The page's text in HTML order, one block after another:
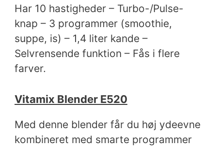
Har 10 hastigheder – Turbo-/Pulse-
knap – 3 programmer (smoothie,
suppe, is) – 1,4 liter kande –
Selvrensende funktion – Fås i flere
farver.
Vitamix Blender E520
Med denne blender får du høj ydeevne
kombineret med smarte programmer